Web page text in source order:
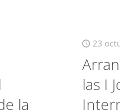
la
23
las I